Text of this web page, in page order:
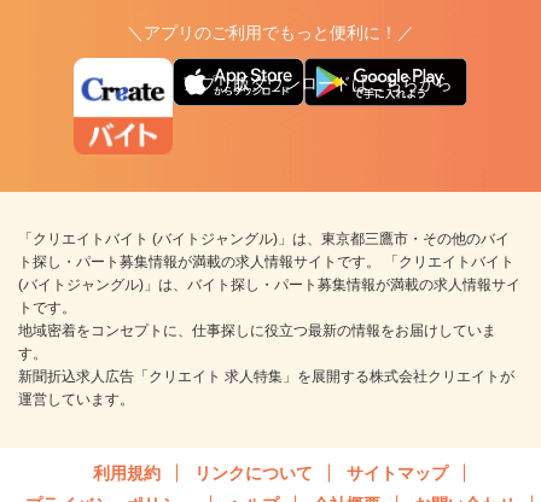
＼アプリのご利用でもっと便利に！／
アプリ版ダウンロードはこちらから
「クリエイトバイト (バイトジャングル)」は、東京都三鷹市・その他のバイ
ト探し・パート募集情報が満載の求人情報サイトです。 「クリエイトバイト
(バイトジャングル)」は、バイト探し・パート募集情報が満載の求人情報サイ
トです。
地域密着をコンセプトに、仕事探しに役立つ最新の情報をお届けしていま
す。
新聞折込求人広告「クリエイト 求人特集」を展開する株式会社クリエイトが
運営しています。
利用規約 リンクについて
サイトマップ